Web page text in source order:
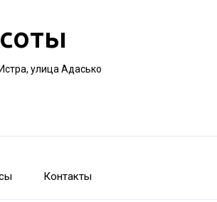
улица Адасько
Контакты